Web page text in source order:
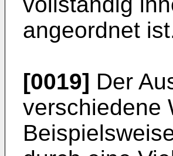
angeordnet
[0019] Der
verschiedene